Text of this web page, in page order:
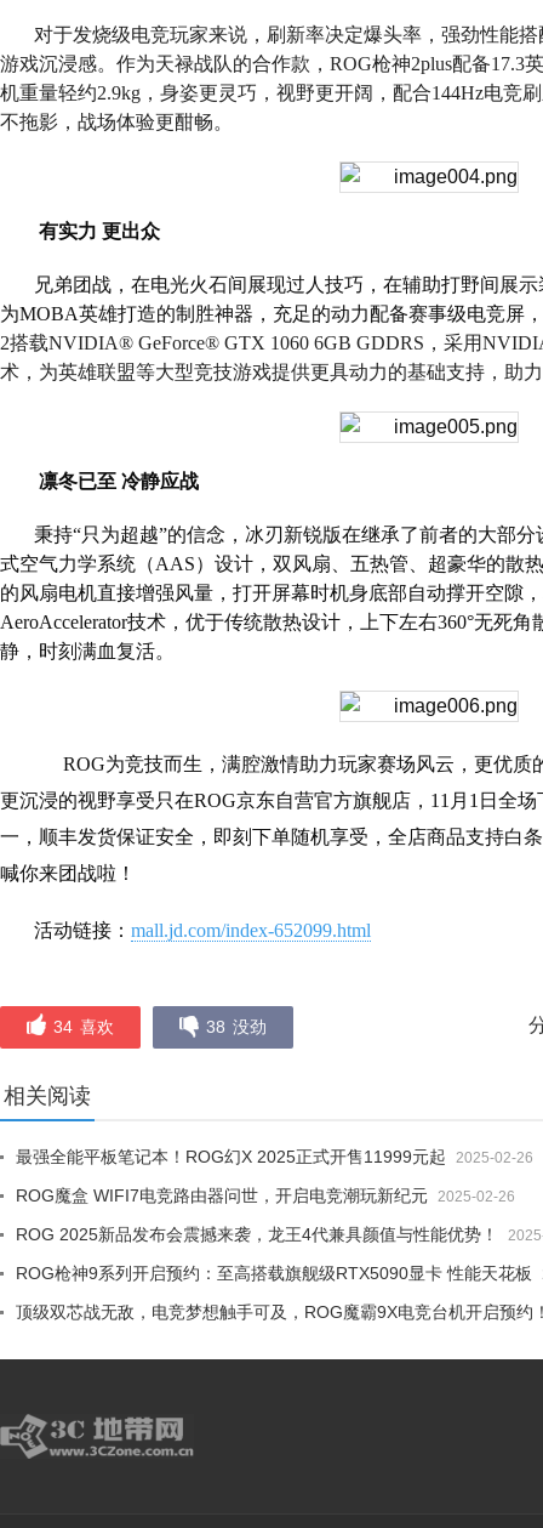
对于发烧级电竞玩家来说，刷新率决定爆头率，强劲性能
游戏沉浸感。作为天禄战队的合作款， ROG枪神2plus配备17.3
机重量轻约2.9kg ，身姿更灵巧，视野更开阔，配合144Hz电竞
不拖影，战场体验更酣畅。
有实力 更出众
兄弟团战，在电光火石间展现过人技巧，在辅助打野间展
为MOBA英雄打造的制胜神器，充足的动力配备赛事级电竞屏
2搭载NVIDIA® GeForce® GTX 1060 6GB GDDRS ，采用
术，为英雄联盟等大型竞技游戏提供更具动力的基础支持，助
凛冬已至 冷静应战
秉持“只为超越”的信念，冰刃新锐版在继承了前者的大部
式空气力学系统（AAS）设计，双风扇、五热管、超豪华的散
的风扇电机直接增强风量，打开屏幕时机身底部自动撑开空隙
AeroAccelerator技术，优于传统散热设计，上下左右360°无死角
静，时刻满血复活。
ROG为竞技而生，满腔激情助力玩家赛场风云，更优质
更沉浸的视野享受只在ROG京东自营官方旗舰店， 11 月 1 日全
一，顺丰发货保证安全，即刻下单随机享受，全店商品支持白
喊你来团战啦！
活动链接： mall.jd.com/index-652099.html
34 喜欢 38 没劲
相关阅读
最强全能平板笔记本！ROG幻X 2025正式开售11999元起 2025-02-26
ROG魔盒 WIFI7电竞路由器问世，开启电竞潮玩新纪元 2025-02-26
ROG 2025新品发布会震撼来袭，龙王4代兼具颜值与性能优势！
ROG枪神9系列开启预约：至高搭载旗舰级RTX5090显卡 性能天花板
顶级双芯战无敌，电竞梦想触手可及，ROG魔霸9X电竞台机开启预约